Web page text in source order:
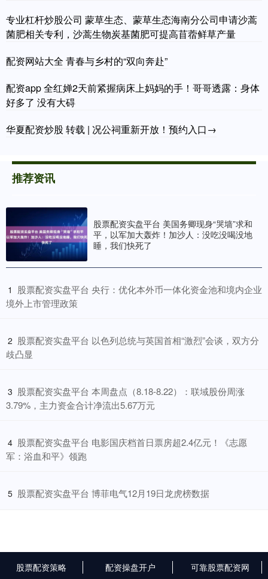
专业杠杆炒股公司 蒙草生态、蒙草生态海南分公司申请沙蒿
菌肥相关专利，沙蒿生物炭基菌肥可提高苜蓿鲜草产量
配资网站大全 青春与乡村的“双向奔赴”
配资app 全红婵2天前紧握病床上妈妈的手！哥哥透露：身体
好多了 没有大碍
华夏配资炒股 转载 | 况公祠重新开放！预约入口→
推荐资讯
股票配资实盘平台 美国务卿现身“哭墙”求和
平，以军加大轰炸！加沙人：没吃没喝没地
睡，我们快死了
1 ​股票配资实盘平台 央行：优化本外币一体化资金池和境内企业
境外上市管理政策
2 ​股票配资实盘平台 以色列总统与英国首相“激烈”会谈，双方分
歧凸显
3 ​股票配资实盘平台 本周盘点（8.18-8.22）：联域股份周涨
3.79%，主力资金合计净流出5.67万元
4 ​股票配资实盘平台 电影国庆档首日票房超2.4亿元！《志愿
军：浴血和平》领跑
5 ​股票配资实盘平台 博菲电气12月19日龙虎榜数据
股票配资策略 配资操盘开户 可靠股票配资网